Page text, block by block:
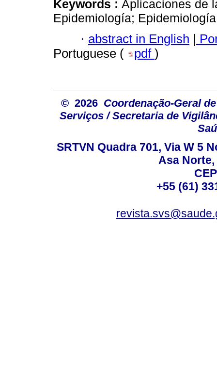
Keywords : Aplicaciones de
Epidemiología;
· abstract in English |
Portuguese (
pdf )
© 2026 Coordenação-Geral
Serviços / Secretaria de
SRTVN Quadra 701, Via W 5
Asa
+55 (61)